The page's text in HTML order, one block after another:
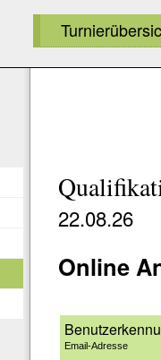
22.08.26
Online
Email-Adresse